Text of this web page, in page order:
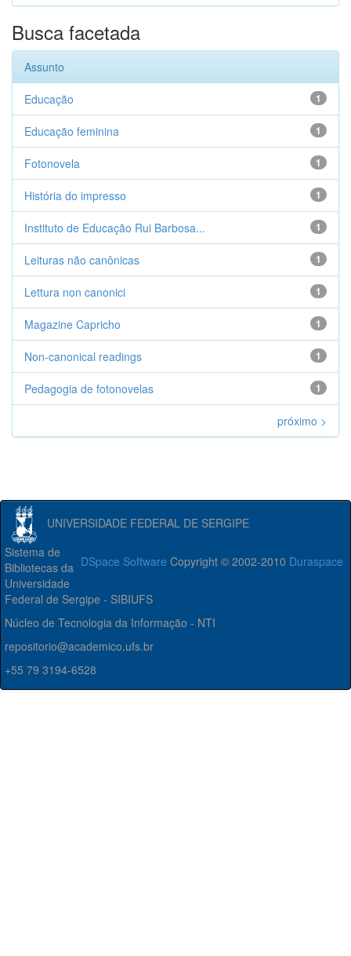
Busca facetada
Assunto
1
Educação
1
Educação feminina
1
Fotonovela
1
História do impresso
1
Instituto de Educação Rui Barbosa...
1
Leituras não canônicas
1
Lettura non canonici
1
Magazine Capricho
1
Non-canonical readings
1
Pedagogia de fotonovelas
próximo >
UNIVERSIDADE FEDERAL DE SERGIPE
DSpace Software Copyright © 2002-2010 Duraspace
Sistema de
Bibliotecas da
Universidade
Federal de Sergipe - SIBIUFS
Núcleo de Tecnologia da Informação - NTI
repositorio@academico.ufs.br
+55 79 3194-6528